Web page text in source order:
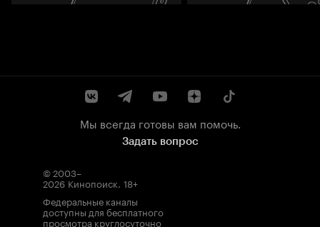
Мы всегда готовы вам помочь.
Задать вопрос
© 2003–
2026 Кинопоиск. 18+
Федеральные каналы
доступны для бесплатного
просмотра круглосуточно